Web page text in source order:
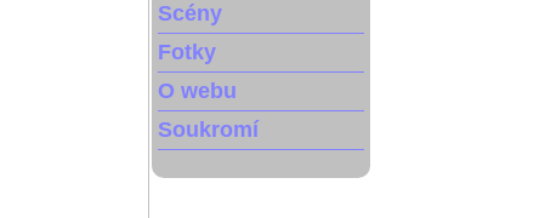
Scény
Fotky
O webu
Soukromí